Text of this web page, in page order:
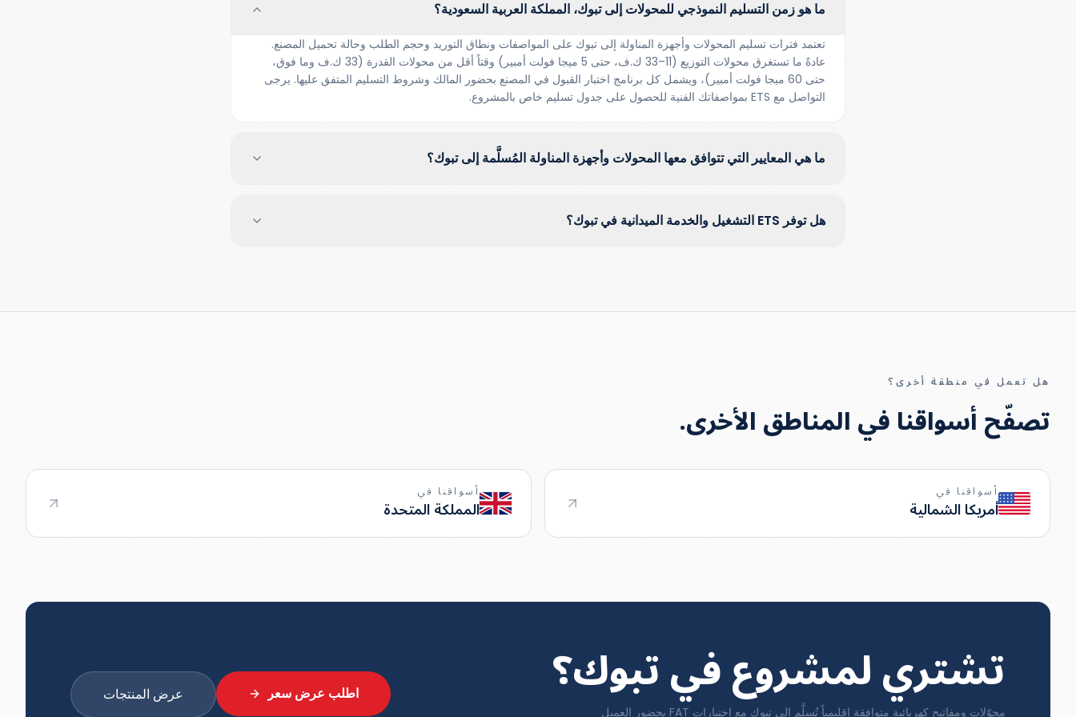
ما هو زمن التسليم النموذجي للمحولات إلى تبوك، المملكة العربية السعودية؟
تعتمد فترات تسليم المحولات وأجهزة المناولة إلى تبوك على المواصفات ونطاق التوريد وحجم الطلب وحالة تحميل المصنع.
عادةً ما تستغرق محولات التوزيع (11–33 ك.ف، حتى 5 ميجا فولت أمبير) وقتاً أقل من محولات القدرة (33 ك.ف وما فوق،
حتى 60 ميجا فولت أمبير)، ويشمل كل برنامج اختبار القبول في المصنع بحضور المالك وشروط التسليم المتفق عليها. يرجى
التواصل مع ETS بمواصفاتك الفنية للحصول على جدول تسليم خاص بالمشروع.
ما هي المعايير التي تتوافق معها المحولات وأجهزة المناولة المُسلَّمة إلى تبوك؟
هل توفر ETS التشغيل والخدمة الميدانية في تبوك؟
هل تعمل في منطقة أخرى؟
تصفّح أسواقنا في المناطق الأخرى.
أسواقنا في
أمريكا الشمالية
أسواقنا في
المملكة المتحدة
تشتري لمشروع في تبوك؟
محوّلات ومفاتيح كهربائية متوافقة إقليمياً تُسلَّم إلى تبوك مع اختبارات FAT بحضور العميل
اطلب عرض سعر عرض المنتجات